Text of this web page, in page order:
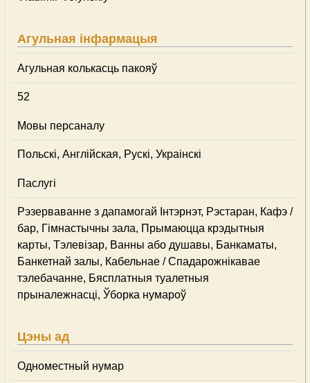
Агульная інфармацыя
Агульная колькасць пакояў
52
Мовы персаналу
Польскі, Англійская, Рускі, Украінскі
Паслугі
Рэзерваванне з дапамогай Інтэрнэт, Рэстаран, Кафэ /
бар, Гімнастычны зала, Прымаюцца крэдытныя
карты, Тэлевізар, Ванны або душавы, Банкаматы,
Банкетнай залы, Кабельнае / Спадарожнiкавае
тэлебачанне, Бясплатныя туалетныя
прыналежнасці, Ўборка нумароў
Цэны ад
Одноместный нумар